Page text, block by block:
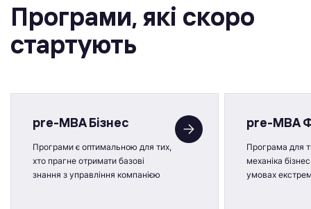
Програми, якi скоро
стартують
pre-MBA Бізнес
Програми є оптимальною для тих,
хто прагне отримати базові
знання з управління компанією
pre-MBA
Програма для
механіка
умовах